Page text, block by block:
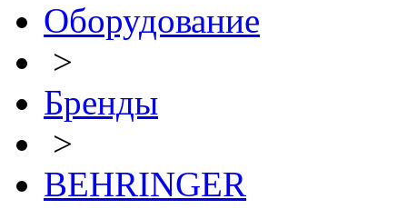
Оборудование
>
Бренды
>
BEHRINGER